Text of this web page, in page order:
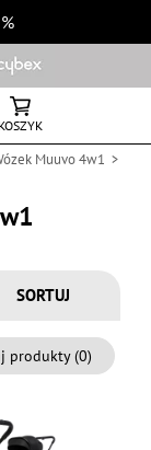
%
KOSZYK
Muuvo 4w1
produkty (0)